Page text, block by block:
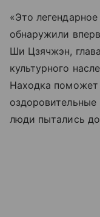
«Это
обнаружили
Ши Цзячжэн,
культурного
Находка поможет
люди пытались